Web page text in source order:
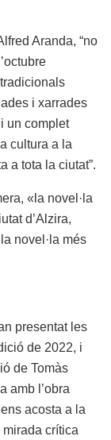
Aranda, “no
i xarrades
un complet
cultura a la
a tota la ciutat”.
«la novel·la
d’Alzira,
novel·la més
presentat les
de 2022, i
de Tomàs
amb l’obra
acosta a la
crítica